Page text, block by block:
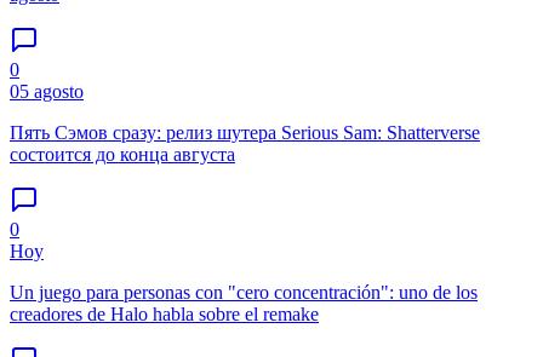
0
05 agosto
Пять Сэмов сразу: релиз шутера Serious Sam: Shatterverse
состоится до конца августа
0
Hoy
Un juego para personas con "cero concentración": uno de los
creadores de Halo habla sobre el remake